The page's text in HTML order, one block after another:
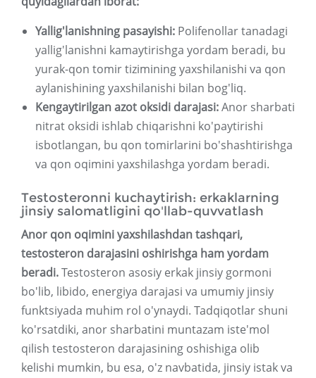
Yallig'lanishning pasayishi: Polifenollar tanadagi
yallig'lanishni kamaytirishga yordam beradi, bu
yurak-qon tomir tizimining yaxshilanishi va qon
aylanishining yaxshilanishi bilan bog'liq.
Kengaytirilgan azot oksidi darajasi:Anor sharbati
nitrat oksidi ishlab chiqarishni ko'paytirishi
isbotlangan, bu qon tomirlarini bo'shashtirishga
va qon oqimini yaxshilashga yordam beradi.
Testosteronni kuchaytirish: erkaklarning
jinsiy salomatligini qo'llab-quvvatlash
Anor qon oqimini yaxshilashdan tashqari,
testosteron darajasini oshirishga ham yordam
beradi.Testosteron asosiy erkak jinsiy gormoni
bo'lib, libido, energiya darajasi va umumiy jinsiy
funktsiyada muhim rol o'ynaydi. Tadqiqotlar shuni
ko'rsatdiki, anor sharbatini muntazam iste'mol
qilish testosteron darajasining oshishiga olib
kelishi mumkin, bu esa, o'z navbatida, jinsiy istak va